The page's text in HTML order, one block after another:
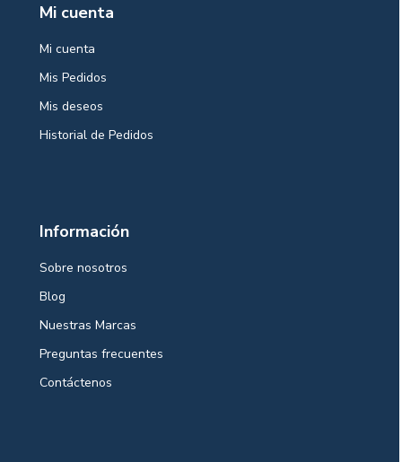
Mi cuenta
Mi cuenta
Mis Pedidos
Mis deseos
Historial de Pedidos
Información
Sobre nosotros
Blog
Nuestras Marcas
Preguntas frecuentes
Contáctenos